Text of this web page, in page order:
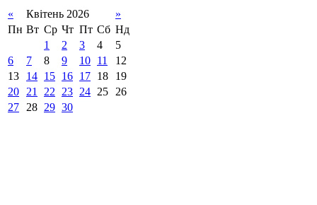
« Квітень 2026
»
Пн Вт Ср Чт Пт Сб Нд
1
2 3 4
5
6
7 8 9 10 11
12
13
14 15 16 17 18
19
20
21 22 23 24 25
26
27
28 29 30